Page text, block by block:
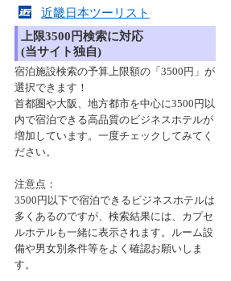
近畿日本ツーリスト
上限3500円検索に対応
(当サイト独自)
宿泊施設検索の予算上限額の「3500円」が
選択できます！
首都圏や大阪、地方都市を中心に3500円以
内で宿泊できる高品質のビジネスホテルが
増加しています。一度チェックしてみてく
ださい。
注意点：
3500円以下で宿泊できるビジネスホテルは
多くあるのですが、検索結果には、カプセ
ルホテルも一緒に表示されます。ルーム設
備や男女別条件等をよく確認お願いしま
す。